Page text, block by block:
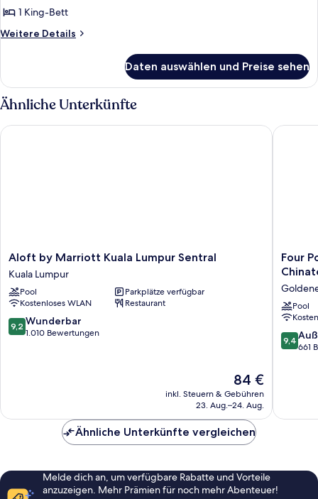
1 King-
Bett
anzeigen
1 King-Bett
Weitere Details
Weitere
Suite,
1 King-
Bett
Daten auswählen und Preise sehen
Ähnliche Unterkünfte
Aloft
by
Marriott
Kuala
Lumpur
Sentral
Kuala
Aloft by Marriott Kuala Lumpur Sentral
Kuala Lumpur
Pool
Parkplätze verfügbar
Kostenloses WLAN
Restaurant
9.2
von
9,2 Wunderbar
1.010 Bewertungen
Der
Preis
beträgt
84 €
inkl. Steuern & Gebühren
23. Aug.–24. Aug.
Aloft by Marriott Kuala Lumpur Sentral
Four
Points
Kuala
Lumpur,
Four
Pool
9.4
von
9,4
661
Four
Ähnliche Unterkünfte vergleichen
Melde dich an, um verfügbare Rabatte und Vorteile
anzuzeigen. Mehr Prämien für noch mehr Abenteuer!